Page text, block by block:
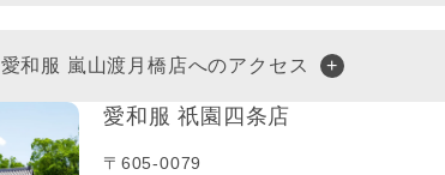
愛和服 嵐山渡月橋店へのアクセス
愛和服 祇園四条店
〒605-0079